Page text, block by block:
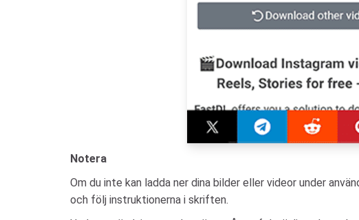
Notera
Om du inte kan ladda ner dina bilder eller videor under
och följ instruktionerna i skriften.